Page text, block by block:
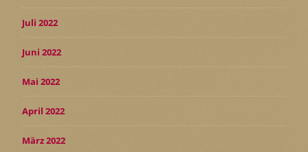
Juli 2022
Juni 2022
Mai 2022
April 2022
März 2022